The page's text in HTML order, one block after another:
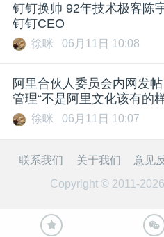
钉钉换帅 92年技术极客陈
钉钉CEO
徐咪 06月11日 10:08
阿里合伙人委员会内网发
管理“不是阿里文化该有的
徐咪 06月11日 10:07
联系我们 关于我们
意见
Copyright © 2011-2026